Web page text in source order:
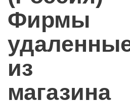
Фирмы
из
магазина